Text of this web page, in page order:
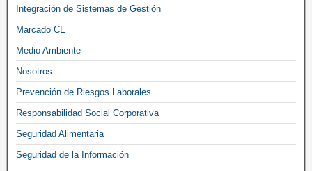
Integración de Sistemas de Gestión
Marcado CE
Medio Ambiente
Nosotros
Prevención de Riesgos Laborales
Responsabilidad Social Corporativa
Seguridad Alimentaria
Seguridad de la Información